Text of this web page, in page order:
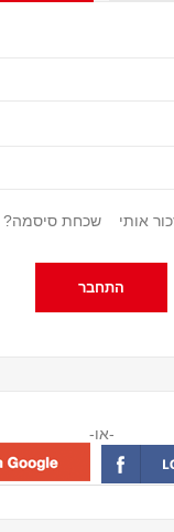
אותי שכחת סיסמה?
-או-